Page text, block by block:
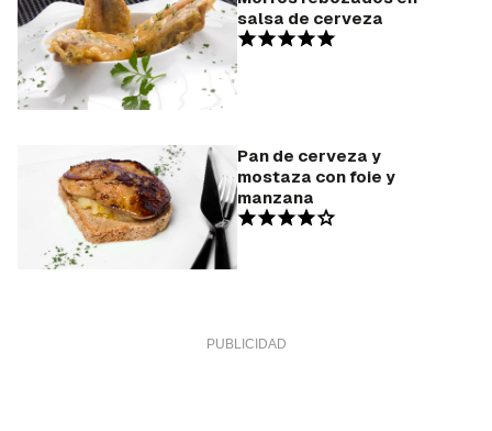
salsa de cerveza
Pan de cerveza y
mostaza con foie y
manzana